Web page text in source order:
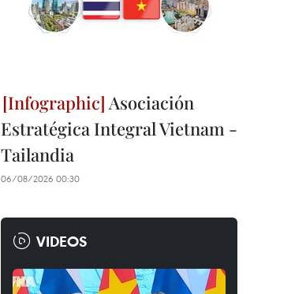
Asociación
Estratégica Integral Vietnam -
Tailandia
06/08/2026 00:30
VIDEOS